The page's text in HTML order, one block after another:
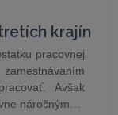
krajín
pracovnej
Avšak
náročným…